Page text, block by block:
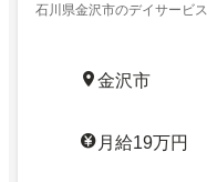
石川県金沢市のデイサービス
金沢市
月給19万円